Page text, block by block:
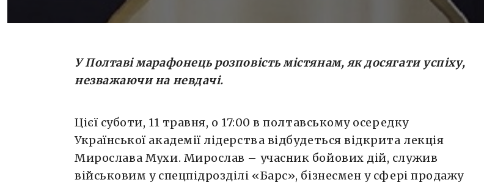
військовим у спецпідрозділі «Барс», бізнесмен
Marathon на 42 […]
У Полтаві марафонець розповість містянам, як досягати успіху,
незважаючи на невдачі.
Цієї суботи, 11 травня, о 17:00 в полтавському осередку
Української академії лідерства відбудеться відкрита лекція
Мирослава Мухи. Мирослав – учасник бойових дій, служив
військовим у спецпідрозділі «Барс», бізнесмен у сфері продажу